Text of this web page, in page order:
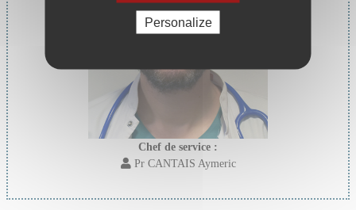
Chef de service :
Pr CANTAIS Aymeric
Personalize